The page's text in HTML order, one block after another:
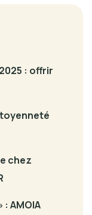
: offrir
chez
: AMOIA